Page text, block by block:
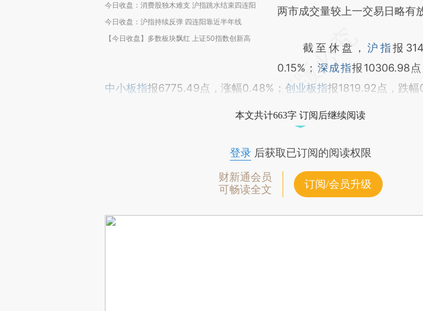
今日收盘：消费股独木难支 沪指跳水结束四连阳
今日收盘：沪指持续反弹 四连阳靠近半年线
【今日收盘】多数板块飘红 上证50指数创新高
两市成交量较上一交易日略有
截至休盘， 沪指报
0.15%； 深成指报10306.98点
中小板指报6775.49点，涨幅0.48%； 创业板指报1819.92点，跌幅
本文共计663字 订阅后继续阅读
登录后获取已订阅的阅读权限
财新通会员
可畅读全文
订阅/会员升级